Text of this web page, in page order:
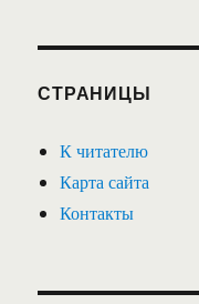
СТРАНИЦЫ
К читателю
Карта сайта
Контакты